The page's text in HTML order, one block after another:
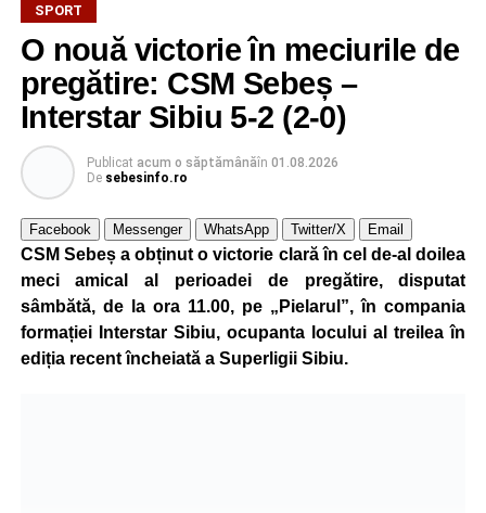
Mama sa este originară din satul Țonea, comuna
Săsciori, iar legătura puternică cu România și cu locurile
natale ale familiei a stat la baza deciziei de a concura
pentru țara mamei sale.
La doar 10 ani, Pablo are deja un palmares impresionant.
Practică kickboxing de la vârsta de 4 ani, iar prin
antrenamente zilnice și multă disciplină a ajuns să obțină
rezultate remarcabile încă de la o vârstă fragedă.
La numai 8 ani, a câștigat toate centurile importante din
competițiile de kickboxing dedicate copiilor, iar în același
an a obținut și centura neagră, performanță rar întâlnită la
SPORT
O nouă victorie în meciurile de
pregătire: CSM Sebeș –
Interstar Sibiu 5-2 (2-0)
Publicat acum o săptămânăîn 01.08.2026
De sebesinfo.ro
Facebook Messenger WhatsApp Twitter/X Email
CSM Sebeș a obținut o victorie clară în cel de-al doilea
meci amical al perioadei de pregătire, disputat
sâmbătă, de la ora 11.00, pe „Pielarul”, în compania
formației Interstar Sibiu, ocupanta locului al treilea în
ediția recent încheiată a Superligii Sibiu.